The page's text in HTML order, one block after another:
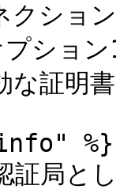
クショ
ショ
な証明
%}
局とし